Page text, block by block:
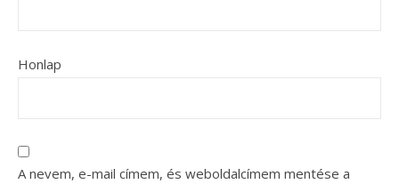
Honlap
A nevem, e-mail címem, és weboldalcímem mentése a